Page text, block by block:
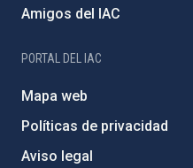
Amigos del IAC
PORTAL DEL IAC
Mapa web
Políticas de privacidad
Aviso legal